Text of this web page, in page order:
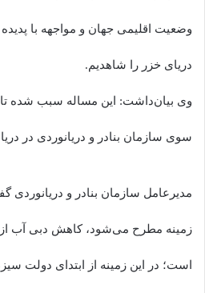
وضعیت اقلیمی جهان و مواجهه با پدیده
دریای خزر را شاهدیم.
وی بیان‌داشت: این مساله سبب شده تا
سوی سازمان بنادر و دریانوردی در
مدیرعامل سازمان بنادر و دریانوردی
زمینه مطرح می‌شود، کاهش دبی آب از
است؛ در این زمینه از ابتدای دولت